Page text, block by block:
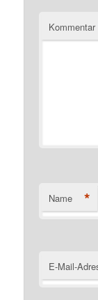
Kommentar
Name *
E-Mail-